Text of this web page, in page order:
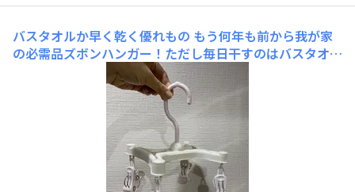
バスタオルか早く乾く優れもの もう何年も前から我が家
の必需品ズボンハンガー！ただし毎日干すのはバスタオル
です。このハンガーに縦に干せば、かなりの時短。折りた
たんで干すのは乾きも遅いし臭いの原因にもなるの
で・・・。壊れたらショックなので常に2個ほどストック
してます。が、ほぼ壊れません、長持ち！ピンチの部分の
力も強く、濡れて重くなっ